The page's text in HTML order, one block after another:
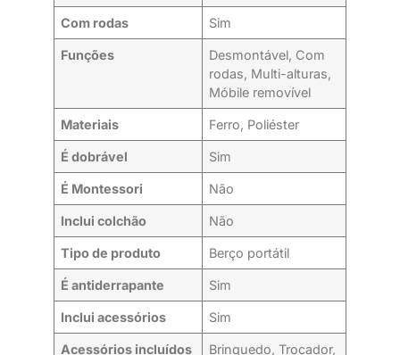
Com rodas Sim
Funções
Desmontável, Com
rodas, Multi-alturas,
Móbile removível
Materiais Ferro, Poliéster
É dobrável Sim
É Montessori Não
Inclui colchão Não
Tipo de produto Berço portátil
É antiderrapante Sim
Inclui acessórios Sim
Acessórios incluídos
Brinquedo, Trocador,